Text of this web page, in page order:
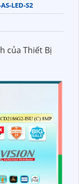
LED-S2
của Thiết Bị